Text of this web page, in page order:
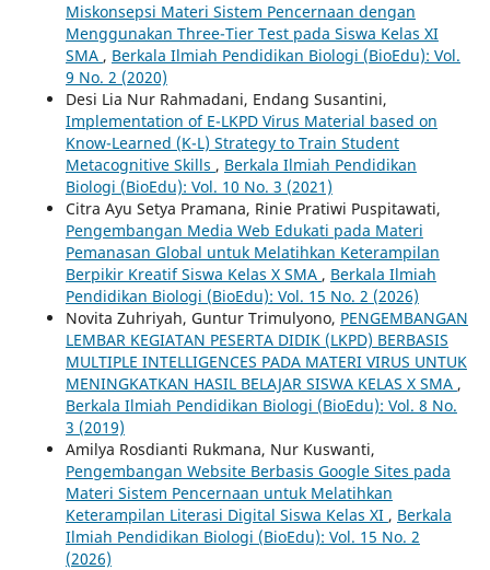
Miskonsepsi Materi Sistem Pencernaan dengan
Menggunakan Three-Tier Test pada Siswa Kelas XI
SMA , Berkala Ilmiah Pendidikan Biologi (BioEdu): Vol.
9 No. 2 (2020)
Desi Lia Nur Rahmadani, Endang Susantini,
Implementation of E-LKPD Virus Material based on
Know-Learned (K-L) Strategy to Train Student
Metacognitive Skills , Berkala Ilmiah Pendidikan
Biologi (BioEdu): Vol. 10 No. 3 (2021)
Citra Ayu Setya Pramana, Rinie Pratiwi Puspitawati,
Pengembangan Media Web Edukati pada Materi
Pemanasan Global untuk Melatihkan Keterampilan
Berpikir Kreatif Siswa Kelas X SMA , Berkala Ilmiah
Pendidikan Biologi (BioEdu): Vol. 15 No. 2 (2026)
Novita Zuhriyah, Guntur Trimulyono, PENGEMBANGAN
LEMBAR KEGIATAN PESERTA DIDIK (LKPD) BERBASIS
MULTIPLE INTELLIGENCES PADA MATERI VIRUS UNTUK
MENINGKATKAN HASIL BELAJAR SISWA KELAS X SMA ,
Berkala Ilmiah Pendidikan Biologi (BioEdu): Vol. 8 No.
3 (2019)
Amilya Rosdianti Rukmana, Nur Kuswanti,
Pengembangan Website Berbasis Google Sites pada
Materi Sistem Pencernaan untuk Melatihkan
Keterampilan Literasi Digital Siswa Kelas XI , Berkala
Ilmiah Pendidikan Biologi (BioEdu): Vol. 15 No. 2
(2026)